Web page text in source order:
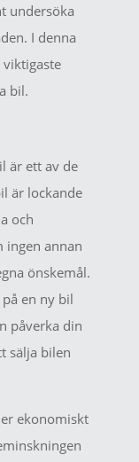
undersöka
I denna
bil.
är ett av de
är lockande
och
ingen annan
önskemål.
en ny bil
påverka din
sälja bilen
ekonomiskt